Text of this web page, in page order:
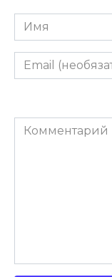
Имя
Email
(необязательно)
Комментарий